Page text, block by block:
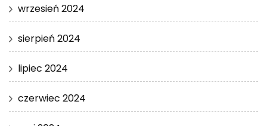
wrzesień 2024
sierpień 2024
lipiec 2024
czerwiec 2024